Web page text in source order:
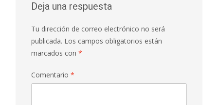
Deja una respuesta
Tu dirección de correo electrónico no será
publicada. Los campos obligatorios están
marcados con *
Comentario *